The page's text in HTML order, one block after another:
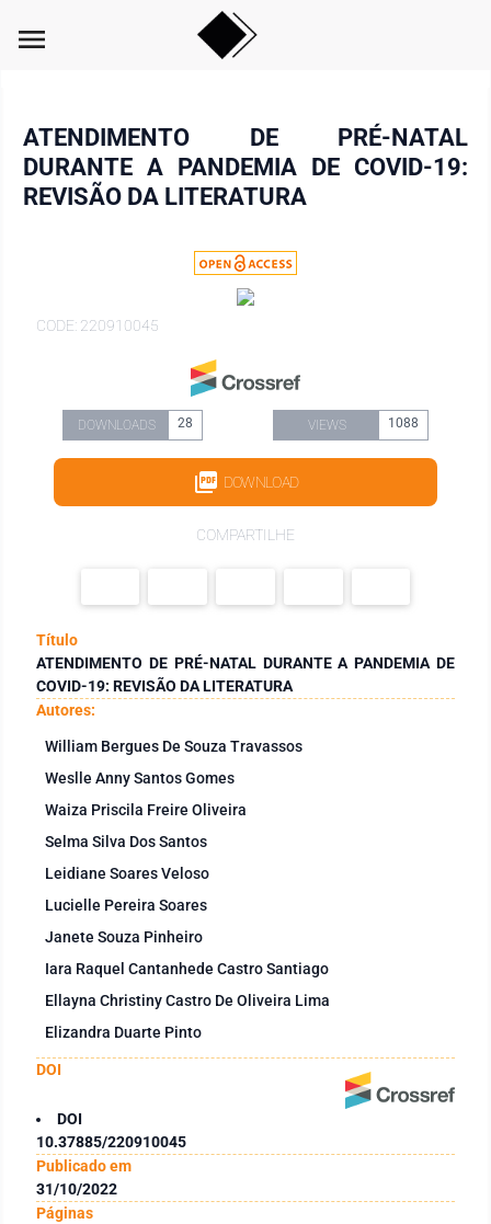
menu
ATENDIMENTO DE PRÉ-NATAL
DURANTE A PANDEMIA DE COVID-19:
REVISÃO DA LITERATURA
CODE: 220910045
DOWNLOADS 28 VIEWS 1088
DOWNLOAD
COMPARTILHE
Título
ATENDIMENTO DE PRÉ-NATAL DURANTE A PANDEMIA DE
COVID-19: REVISÃO DA LITERATURA
Autores:
William Bergues De Souza Travassos
Weslle Anny Santos Gomes
Waiza Priscila Freire Oliveira
Selma Silva Dos Santos
Leidiane Soares Veloso
Lucielle Pereira Soares
Janete Souza Pinheiro
Iara Raquel Cantanhede Castro Santiago
Ellayna Christiny Castro De Oliveira Lima
Elizandra Duarte Pinto
DOI
DOI
10.37885/220910045
Publicado em
31/10/2022
Páginas